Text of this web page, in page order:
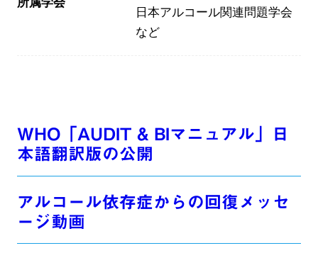
日本アルコール関連問題学会
など
WHO「AUDIT & BIマニュアル」日
本語翻訳版の公開
アルコール依存症からの回復メッセ
ージ動画